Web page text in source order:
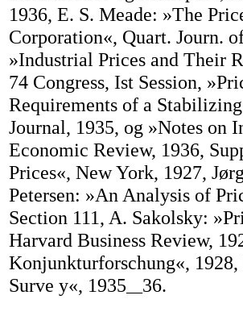
1936, E. S. Meade: »The
Corporation«, Quart. Journ.
»Industrial Prices and Their
74 Congress, Ist Session,
Requirements of a
Journal, 1935, og »Notes on
Economic Review, 1936,
Prices«, New York, 1927,
Petersen: »An Analysis of
Section 111, A. Sakolsky:
Harvard Business Review,
Konjunkturforschung«,
Surve y«, 1935—36.